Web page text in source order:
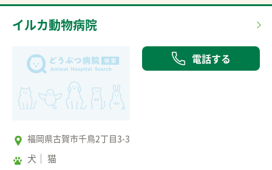
イルカ動物病院
電話する
福岡県古賀市千鳥2丁目3-3
犬 猫